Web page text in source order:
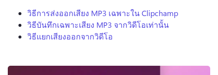
ลงชื่อเข้าใช้
ลองใช้ฟรี
วิธีการส่งออกเสียง MP3 เฉพาะใน Clipchamp
วิธีบันทึกเฉพาะเสียง MP3 จากวิดีโอเท่านั้น
วิธีแยกเสียงออกจากวิดีโอ